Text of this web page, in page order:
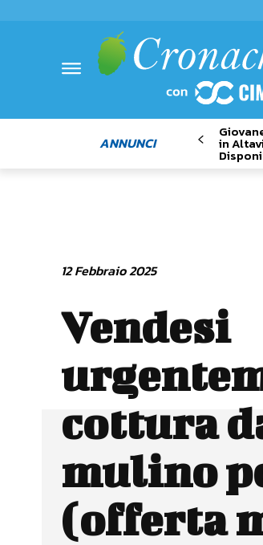
ANNUNCI in
12 Febbraio 2025
Vendesi
cottura
mulino
(offerta